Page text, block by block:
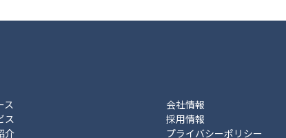
ス
ス
介
会社情報
採用情報
プライバシーポリシー